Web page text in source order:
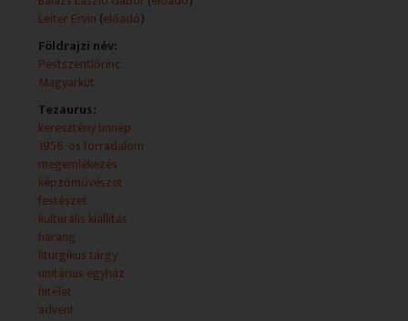
- Adventi áhitat
ALKOTÓK:
Kocsi Zsolt (szerkesztő)
Kocsi Zsolt (rendező)
Kiss Tibor (gyártásvezető)
Forray Tibor (operatőr)
Janovics Sándor (operatőr)
Fábián Zoltán (felvételvezető)
Zubor Olivér (vágó)
Helyi Attila (vágó)
KÖZREMŰKÖDŐK:
Kászoni József (lelkész)
Sándor Gyula Mátyás (lelkész)
Leiter Ervin (előadó)
Földrajzi név:
Pestszentlőrinc
Magyarkút
Tezaurus:
keresztény ünnep
1956-os forradalom
megemlékezés
képzőművészet
festészet
kulturális kiállítás
harang
liturgikus tárgy
unitárius egyház
hitélet
advent